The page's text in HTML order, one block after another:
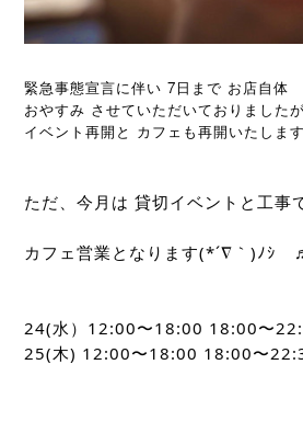
緊急事態宣言に伴い 7日まで お店自体
おやすみ させていただいておりましたが
イベント再開と カフェも再開いたしま
ただ、今月は 貸切イベントと工事
カフェ営業となります(*´∇｀)ﾉｼ　
24(水）12:00〜18:00 18:00〜
25(木) 12:00〜18:00 18:00〜